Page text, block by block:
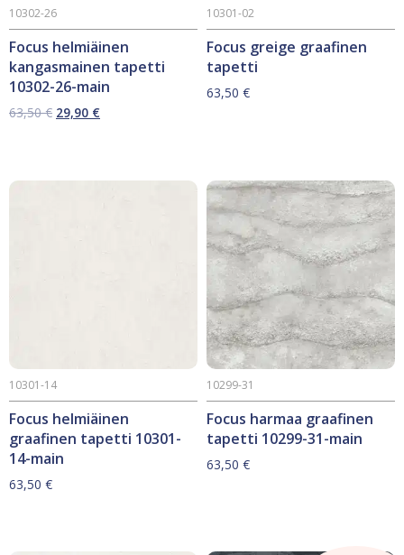
Focus helmiäinen
kangasmainen tapetti
10302-26-main
10302-26
63,50€ Alkuperäinen
29,90 €Nykyinen
Focus greige graafinen
tapetti
10301-02
63,50 €
Focus helmiäinen
graafinen tapetti 10301-
14-main
10301-14
63,50 €
Focus harmaa graafinen
tapetti 10299-31-main
10299-31
63,50 €